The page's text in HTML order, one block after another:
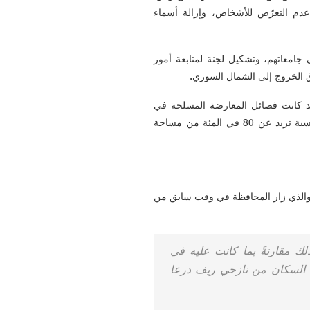
التعرّض للأشخاص، وإزالة أسماء
وتشكيل لجنة لمتابعة أمور
الخروج إلى الشمال السوري.
كانت فصائل المعارضة المسلحة في
بنسبة تزيد عن 80 في المئة من مساحة
والذي زار المحافظة في وقت سابق من
مقارنةً بما كانت عليه في
السكان من نازحي ريف درعا